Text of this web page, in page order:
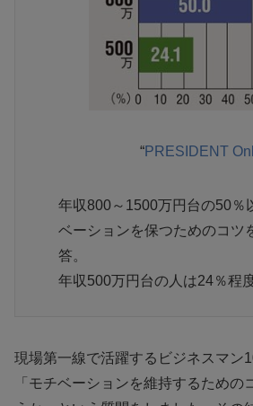
“PRESIDENT
年収800～1500万円台の50％
ベーションを保つためのコツ
答。
年収500万円台の人は24％程度
現場第一線で活躍するビジネスマン
「モチベーションを維持するための